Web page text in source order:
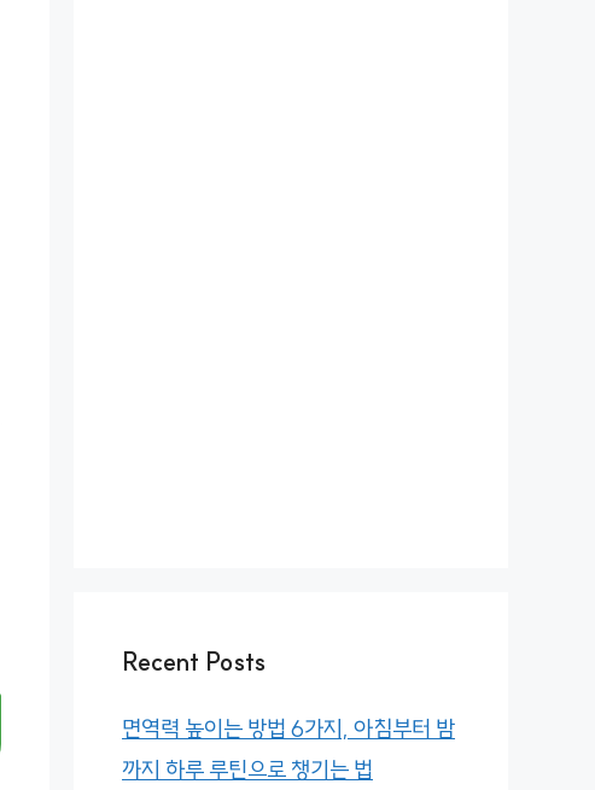
Recent Posts
면역력 높이는 방법 6가지, 아침부터 밤
까지 하루 루틴으로 챙기는 법